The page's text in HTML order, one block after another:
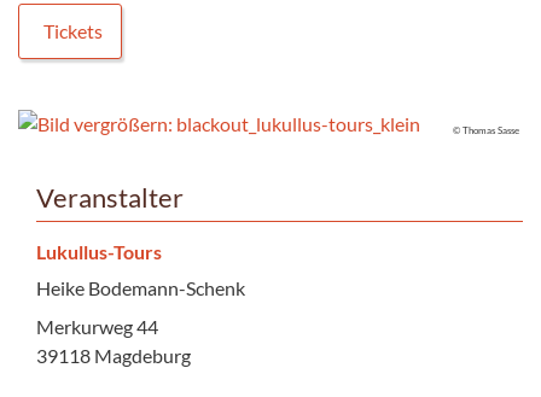
Tickets
© Thomas Sasse
Veranstalter
Lukullus-Tours
Heike Bodemann-Schenk
Merkurweg 44
39118 Magdeburg